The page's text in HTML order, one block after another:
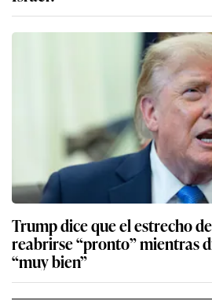
Trump dice que el estrecho
reabrirse “pronto” mientras
“muy bien”